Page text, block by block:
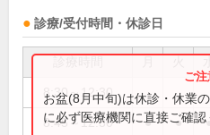
診療/受付時間・休診日
8:30～12:30
8:45～12:30 ● ●
お盆(8月中旬)は休診・休業
に必ず医療機関に直接ご確認